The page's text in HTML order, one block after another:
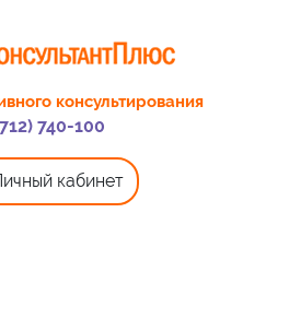
консультирования
740-100
кабинет